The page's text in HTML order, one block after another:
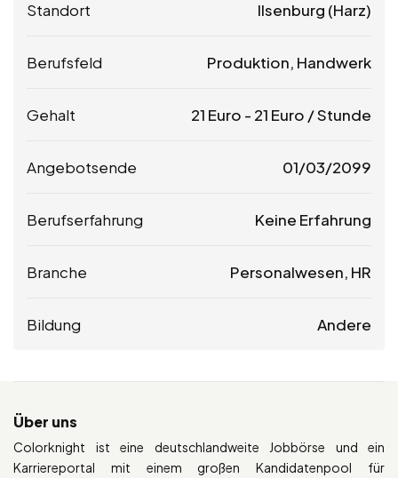
Standort Ilsenburg (Harz)
Berufsfeld Produktion, Handwerk
Gehalt 21 Euro - 21 Euro / Stunde
Angebotsende 01/03/2099
Berufserfahrung Keine Erfahrung
Branche Personalwesen, HR
Bildung Andere
Über uns
Colorknight ist eine deutschlandweite Jobbörse und ein
Karriereportal mit einem großen Kandidatenpool für